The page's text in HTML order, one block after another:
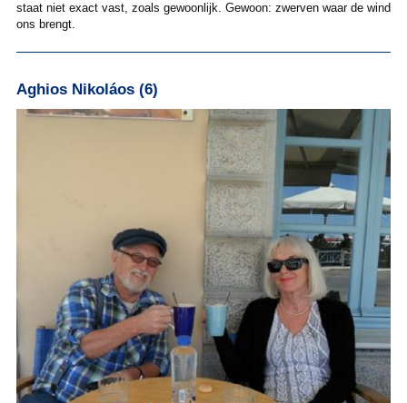
staat niet exact vast, zoals gewoonlijk. Gewoon: zwerven waar de wind
ons brengt.
Aghios Nikoláos (6)